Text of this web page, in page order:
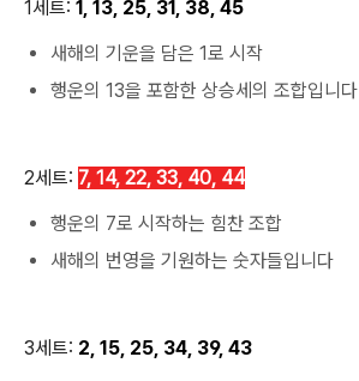
1세트: 1, 13, 25, 31, 38, 45
새해의 기운을 담은 1로 시작
행운의 13을 포함한 상승세의 조합입니다
2세트: 7, 14, 22, 33, 40, 44
행운의 7로 시작하는 힘찬 조합
새해의 번영을 기원하는 숫자들입니다
3세트: 2, 15, 25, 34, 39, 43